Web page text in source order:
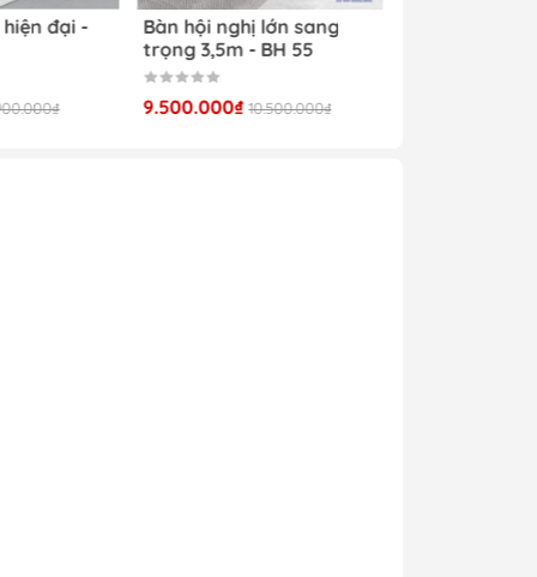
đại -
Bàn hội nghị lớn sang
trọng 3,5m - BH 55
9.500.000₫ 10.500.000₫